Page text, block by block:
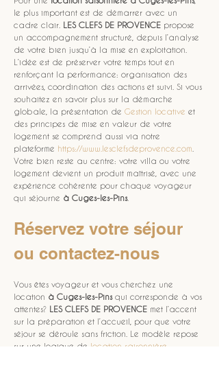
le plus important est de démarrer avec un
cadre clair. LES CLEFS DE PROVENCE propose
un accompagnement structuré, depuis l’analyse
de votre bien jusqu’à la mise en exploitation.
L’idée est de préserver votre temps tout en
renforçant la performance: organisation des
arrivées, coordination des actions et suivi. Si vous
souhaitez en savoir plus sur la démarche
globale, la présentation de Gestion locative et
des principes de mise en valeur de votre
logement se comprend aussi via notre
plateforme https://www.lesclefsdeprovence.com
Votre bien reste au centre: votre villa ou votre
logement devient un produit maîtrisé, avec une
expérience cohérente pour chaque voyageur
qui séjourne à Cuges-les-Pins.
Réservez votre séjour
ou contactez-nous
Vous êtes voyageur et vous cherchez une
location à Cuges-les-Pins qui corresponde à vos
attentes? LES CLEFS DE PROVENCE met l’accent
sur la préparation et l’accueil, pour que votre
séjour se déroule sans friction. Le modèle repose
sur une logique de location saisonnière